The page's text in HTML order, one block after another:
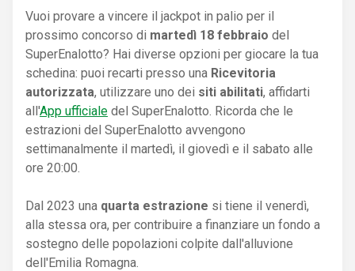
Vuoi provare a vincere il jackpot in palio per il
prossimo concorso di martedì 18 febbraio del
SuperEnalotto? Hai diverse opzioni per giocare la tua
schedina: puoi recarti presso una Ricevitoria
autorizzata, utilizzare uno dei siti abilitati, affidarti
all'App ufficiale del SuperEnalotto. Ricorda che le
estrazioni del SuperEnalotto avvengono
settimanalmente il martedì, il giovedì e il sabato alle
ore 20:00.
Dal 2023 una quarta estrazione si tiene il venerdì,
alla stessa ora, per contribuire a finanziare un fondo a
sostegno delle popolazioni colpite dall'alluvione
dell'Emilia Romagna.